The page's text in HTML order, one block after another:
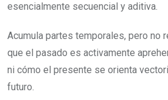
esencialmente secuencial y aditiva.
Acumula partes temporales, pero no
que el pasado es activamente
ni cómo el presente se orienta
futuro.